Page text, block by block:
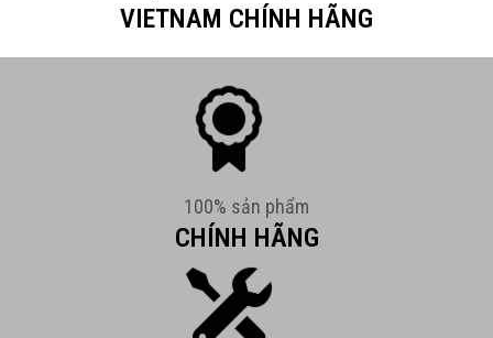
VIETNAM CHÍNH HÃNG
100% sản phẩm
CHÍNH HÃNG